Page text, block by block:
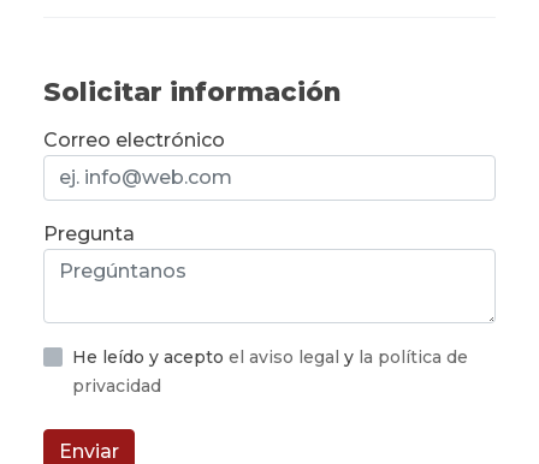
Solicitar información
Correo electrónico
Pregunta
He leído y acepto el aviso legal y la política de
privacidad
Enviar